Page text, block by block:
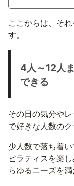
ここからは、そ
す。
4人～12人
できる
その日の気分や
で好きな人数の
少人数で落ち着
ピラティスを楽
らゆるニーズを